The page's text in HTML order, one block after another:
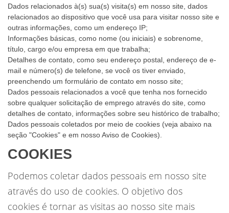
Dados relacionados à(s) sua(s) visita(s) em nosso site, dados
relacionados ao dispositivo que você usa para visitar nosso site e
outras informações, como um endereço IP;
Informações básicas, como nome (ou iniciais) e sobrenome,
título, cargo e/ou empresa em que trabalha;
Detalhes de contato, como seu endereço postal, endereço de e-
mail e número(s) de telefone, se você os tiver enviado,
preenchendo um formulário de contato em nosso site;
Dados pessoais relacionados a você que tenha nos fornecido
sobre qualquer solicitação de emprego através do site, como
detalhes de contato, informações sobre seu histórico de trabalho;
Dados pessoais coletados por meio de cookies (veja abaixo na
seção "Cookies" e em nosso Aviso de Cookies).
COOKIES
Podemos coletar dados pessoais em nosso site
através do uso de cookies. O objetivo dos
cookies é tornar as visitas ao nosso site mais